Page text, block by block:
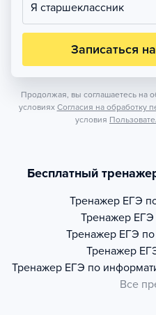
Я старшеклассник
Записаться
Продолжая, вы соглашаетесь на
условиях Согласия на обработку
условия
Бесплатный
Тренажер ЕГЭ
Тренажер ЕГЭ
Тренажер ЕГЭ
Тренажер
Тренажер ЕГЭ по
Все